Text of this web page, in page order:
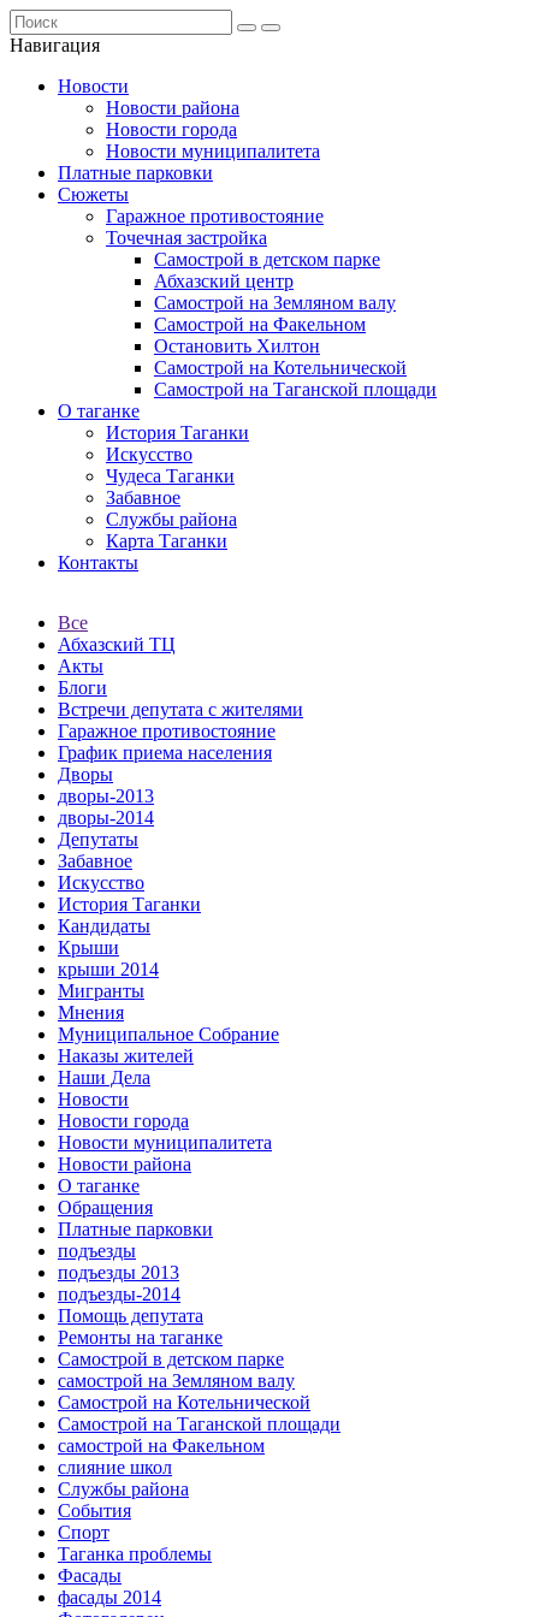
Навигация
Новости
Новости района
Новости города
Новости муниципалитета
Платные парковки
Сюжеты
Гаражное противостояние
Точечная застройка
Самострой в детском парке
Абхазский центр
Самострой на Земляном валу
Самострой на Факельном
Остановить Хилтон
Самострой на Котельнической
Самострой на Таганской площади
О таганке
История Таганки
Искусство
Чудеса Таганки
Забавное
Службы района
Карта Таганки
Контакты
Все
Абхазский ТЦ
Акты
Блоги
Встречи депутата с жителями
Гаражное противостояние
График приема населения
Дворы
дворы-2013
дворы-2014
Депутаты
Забавное
Искусство
История Таганки
Кандидаты
Крыши
крыши 2014
Мигранты
Мнения
Муниципальное Собрание
Наказы жителей
Наши Дела
Новости
Новости города
Новости муниципалитета
Новости района
О таганке
Обращения
Платные парковки
подъезды
подъезды 2013
подъезды-2014
Помощь депутата
Ремонты на таганке
Самострой в детском парке
самострой на Земляном валу
Самострой на Котельнической
Самострой на Таганской площади
самострой на Факельном
слияние школ
Службы района
События
Спорт
Таганка проблемы
Фасады
фасады 2014